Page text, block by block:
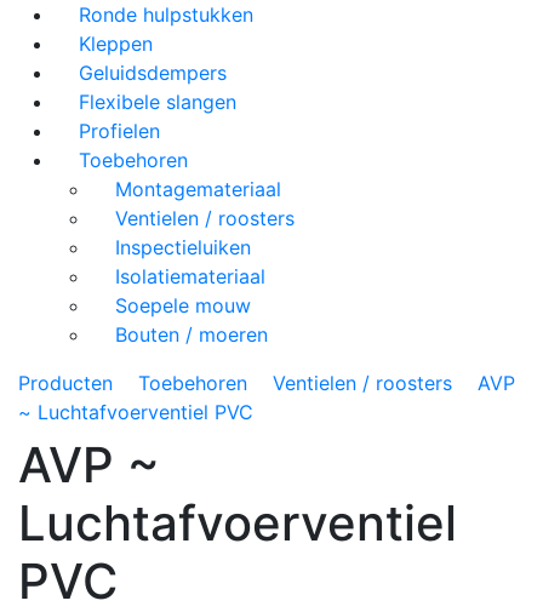
Ronde hulpstukken
Kleppen
Geluidsdempers
Flexibele slangen
Profielen
Toebehoren
Montagemateriaal
Ventielen / roosters
Inspectieluiken
Isolatiemateriaal
Soepele mouw
Bouten / moeren
Producten
Toebehoren Ventielen / roosters
AVP
~ Luchtafvoerventiel PVC
AVP ~
Luchtafvoerventiel
PVC